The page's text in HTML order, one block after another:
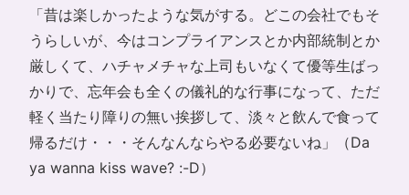
「昔は楽しかったような気がする。どこの会社でもそ
うらしいが、今はコンプライアンスとか内部統制とか
厳しくて、ハチャメチャな上司もいなくて優等生ばっ
かりで、忘年会も全くの儀礼的な行事になって、ただ
軽く当たり障りの無い挨拶して、淡々と飲んで食って
帰るだけ・・・そんなんならやる必要ないね」（Da
ya wanna kiss wave? :-D）